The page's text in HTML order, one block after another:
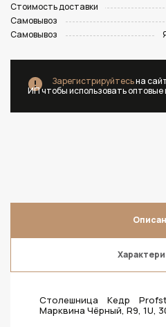
Стоимость доставки
Самовывоз
Самовывоз
Зарегистрируйтесьна
ИП чтобы использовать оптовые
Столешница Кедр
Марквина Чёрный, R9, 1U,